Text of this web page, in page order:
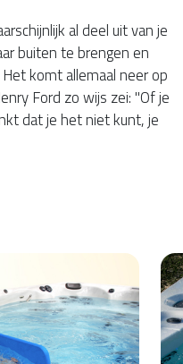
al deel uit van je
buiten te brengen en
komt allemaal neer op
Ford zo wijs zei: "Of je
dat je het niet kunt, je